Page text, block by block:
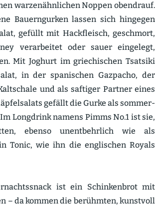
warzen­ähn­lichen Noppen obendrauf.
Bauern­gurken lassen sich hingegen
gefüllt mit Hackfleisch, geschmort,
verar­beitet oder sauer eingelegt,
Mit Joghurt im griechi­schen Tsatsiki
in der spani­schen Gazpacho, der
und als saftiger Partner eines
gefällt die Gurke als sommer­
Longdrink namens Pimms No.1 ist sie,
ebenso unent­behrlich wie als
Tonic, wie ihn die engli­schen Royals
ist ein Schin­kenbrot mit
– da kommen die berühmten, kunstvoll